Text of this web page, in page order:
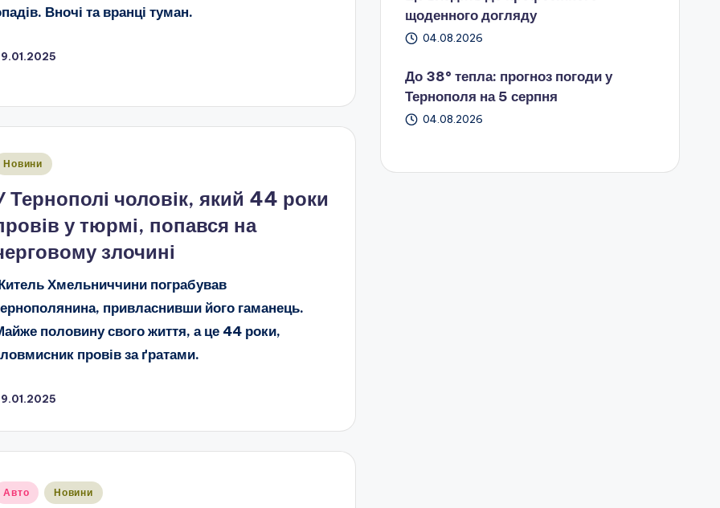
Вночі та вранці туман.
Новини
Тернополі чоловік, який 44 роки
у тюрмі, попався на
злочині
Хмельниччини пограбував
привласнивши його гаманець.
половину свого життя, а це 44 роки,
провів за ґратами.
Авто Новини
щоденного догляду
04.08.2026
До 38° тепла: прогноз погоди у
Тернополя на 5 серпня
04.08.2026